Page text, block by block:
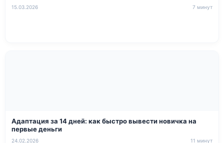
15.03.2026 7 минут
Адаптация за 14 дней: как быстро вывести новичка на
первые деньги
24.02.2026 11 минут